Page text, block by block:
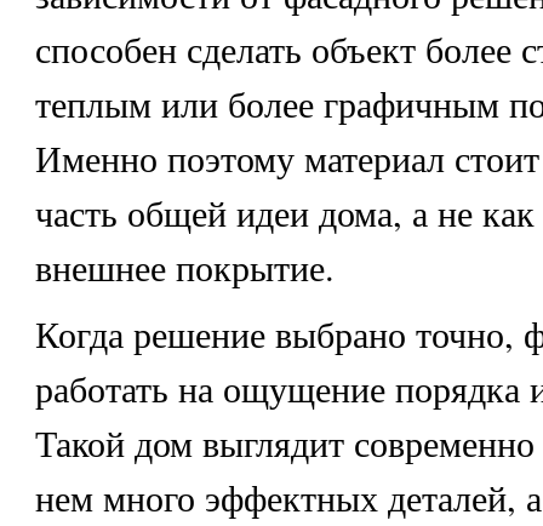
способен сделать объект более
теплым или более графичным
Именно поэтому материал
часть общей идеи дома, а не
внешнее покрытие.
Когда решение выбрано точно,
работать на ощущение порядка
Такой дом выглядит
нем много эффектных деталей,